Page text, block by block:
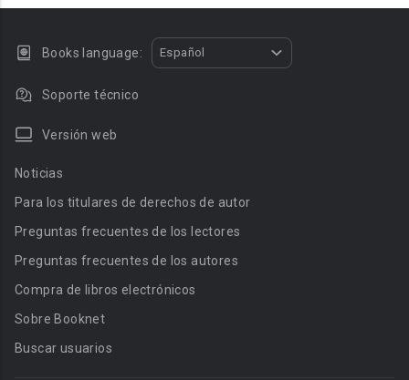
Books language: Español
Soporte técnico
Versión web
Noticias
Para los titulares de derechos de autor
Preguntas frecuentes de los lectores
Preguntas frecuentes de los autores
Compra de libros electrónicos
Sobre Booknet
Buscar usuarios